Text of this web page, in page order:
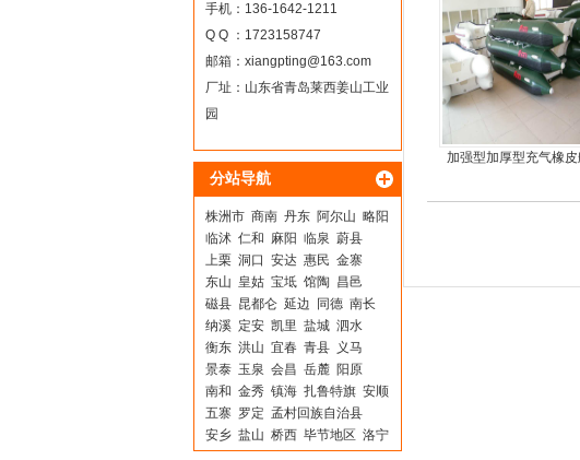
手机：136-1642-1211
Q Q ：1723158747
邮箱： xiangpting@163.com
厂址：山东省青岛莱西姜山工业
园
分站导航
株洲市 商南 丹东 阿尔山 略阳
临沭 仁和 麻阳 临泉 蔚县
上栗 洞口 安达 惠民 金寨
东山 皇姑 宝坻 馆陶 昌邑
磁县 昆都仑 延边 同德 南长
纳溪 定安 凯里 盐城 泗水
衡东 洪山 宜春 青县
义马
景泰 玉泉 会昌 岳麓
阳原
南和 金秀 镇海 扎鲁特旗 安顺
五寨 罗定 孟村回族自治县
安乡 盐山 桥西 毕节地区 洛宁
加强型加厚型充气橡皮